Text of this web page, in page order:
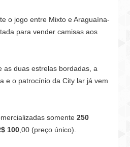
o jogo entre Mixto e Araguaína-
para vender camisas aos
as duas estrelas bordadas, a
e o patrocínio da City lar já vem
somente250
100 ,00 (preço único).